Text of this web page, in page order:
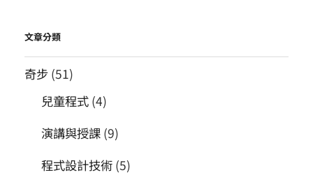
文章分類
奇步(51)
兒童程式(4)
演講與授課(9)
程式設計技術(5)